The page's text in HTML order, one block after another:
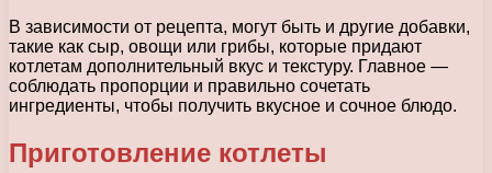
В зависимости от рецепта, могут быть и другие добавки,
такие как сыр, овощи или грибы, которые придают
котлетам дополнительный вкус и текстуру. Главное —
соблюдать пропорции и правильно сочетать
ингредиенты, чтобы получить вкусное и сочное блюдо.
Приготовление котлеты